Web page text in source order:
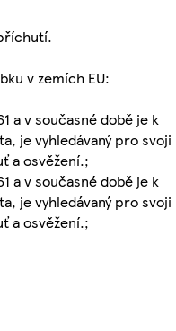
v zemích EU:
a v současné době je k
je vyhledávaný pro svoji
a osvěžení.;
a v současné době je k
je vyhledávaný pro svoji
a osvěžení.;